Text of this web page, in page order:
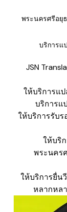
พระนครศรีอยุ
บริการแ
JSN
ให้บริการแ
บริการแ
ให้บริการรับร
ให้บริ
พระนคร
ให้บริการยื่น
หลากหล